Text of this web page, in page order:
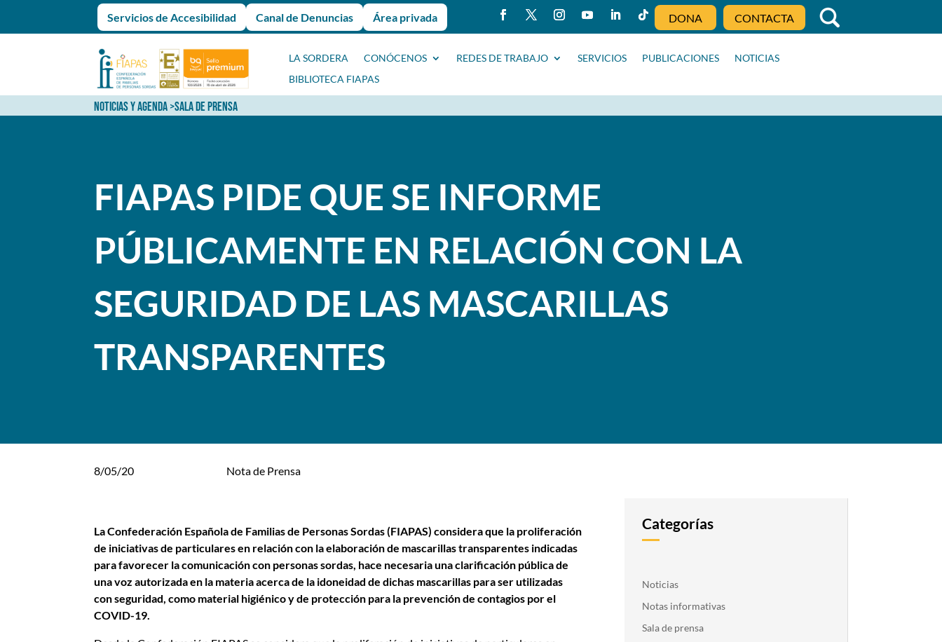
Servicios de Accesibilidad Canal de Denuncias Área privada DONA CONTACTA
LA SORDERA CONÓCENOS REDES DE TRABAJO SERVICIOS PUBLICACIONES
NOTICIAS
BIBLIOTECA FIAPAS
NOTICIAS Y AGENDA>SALA DE PRENSA
FIAPAS PIDE QUE SE INFORME
PÚBLICAMENTE EN RELACIÓN CON LA
SEGURIDAD DE LAS MASCARILLAS
TRANSPARENTES
8/05/20 Nota de Prensa
La Confederación Española de Familias de Personas Sordas (FIAPAS) considera que la proliferación
de iniciativas de particulares en relación con la elaboración de mascarillas transparentes indicadas
para favorecer la comunicación con personas sordas, hace necesaria una clarificación pública de
una voz autorizada en la materia acerca de la idoneidad de dichas mascarillas para ser utilizadas
con seguridad, como material higiénico y de protección para la prevención de contagios por el
COVID-19.
Categorías
Noticias
Notas informativas
Sala de prensa